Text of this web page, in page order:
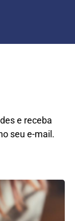
e receba
seu e-mail.